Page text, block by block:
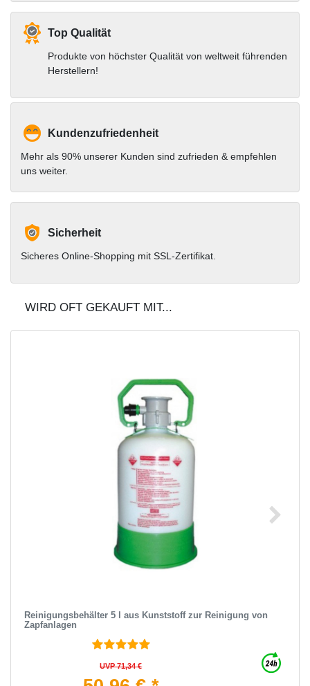
Top Qualität
Produkte von höchster Qualität von weltweit führenden
Herstellern!
Kundenzufriedenheit
Mehr als 90% unserer Kunden sind zufrieden & empfehlen
uns weiter.
Sicherheit
Sicheres Online-Shopping mit SSL-Zertifikat.
WIRD OFT GEKAUFT MIT...
Reinigungsbehälter 5 l aus Kunststoff zur Reinigung von
Zapfanlagen
UVP 71,34 €